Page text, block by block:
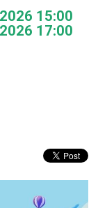
15:00
17:00